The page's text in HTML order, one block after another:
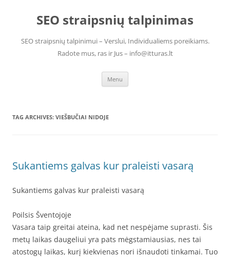
contentSEO straipsnių talpinimas
SEO straipsnių talpinimui – Verslui, Individualiems poreikiams.
Radote mus, ras ir Jus – info@itturas.lt
Menu
TAG ARCHIVES: VIEŠBUČIAI NIDOJE
Sukantiems galvas kur praleisti vasarą
Sukantiems galvas kur praleisti vasarą
Poilsis Šventojoje
Vasara taip greitai ateina, kad net nespėjame suprasti. Šis
metų laikas daugeliui yra pats mėgstamiausias, nes tai
atostogų laikas, kurį kiekvienas nori išnaudoti tinkamai. Tuo